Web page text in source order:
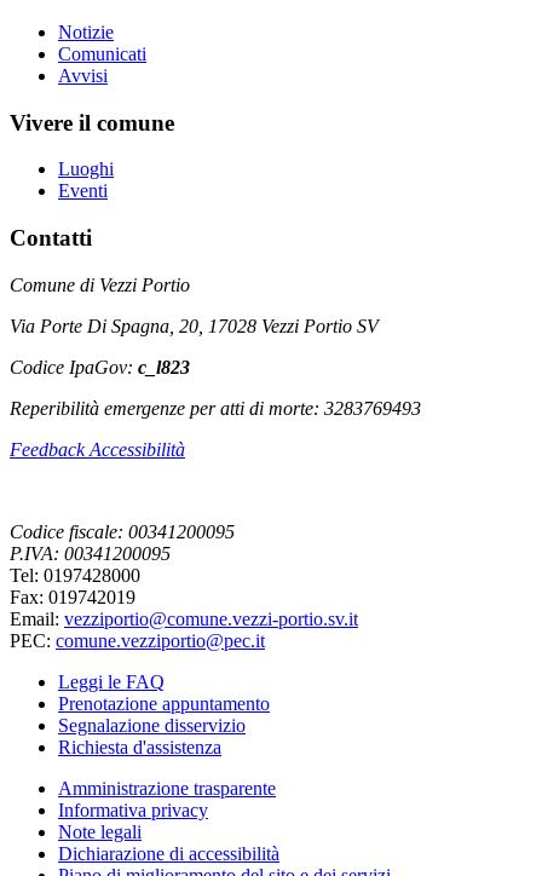
Notizie
Comunicati
Avvisi
Vivere il comune
Luoghi
Eventi
Contatti
Comune di Vezzi Portio
Via Porte Di Spagna, 20, 17028 Vezzi Portio SV
Codice IpaGov: c_l823
Reperibilità emergenze per atti di morte: 3283769493
Feedback Accessibilità
Codice fiscale: 00341200095
P.IVA: 00341200095
Tel: 0197428000
Fax: 019742019
Email: vezziportio@comune.vezzi-portio.sv.it
PEC: comune.vezziportio@pec.it
Leggi le FAQ
Prenotazione appuntamento
Segnalazione disservizio
Richiesta d'assistenza
Amministrazione trasparente
Informativa privacy
Note legali
Dichiarazione di accessibilità